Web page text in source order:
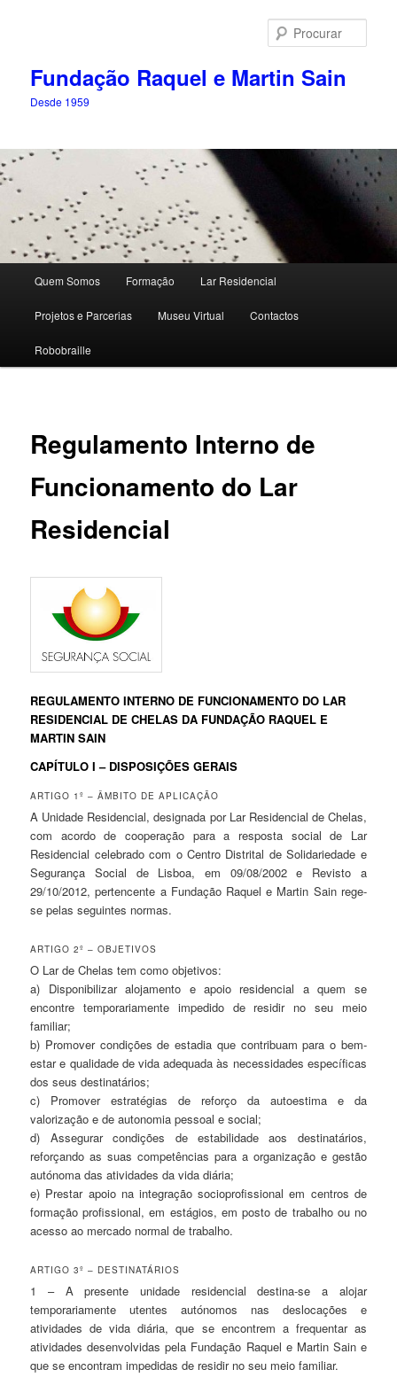
primárioFundação Raquel e Martin Sain
Desde 1959
principal
Quem Somos Formação Lar Residencial
Projetos e Parcerias Museu Virtual Contactos
Robobraille
Regulamento Interno de
Funcionamento do Lar
Residencial
REGULAMENTO INTERNO DE FUNCIONAMENTO DO LAR
RESIDENCIAL DE CHELAS DA FUNDAÇÃO RAQUEL E
MARTIN SAIN
CAPÍTULO I – DISPOSIÇÕES GERAIS
ARTIGO 1º – ÂMBITO DE APLICAÇÃO
A Unidade Residencial, designada por Lar Residencial de Chelas,
com acordo de cooperação para a resposta social de Lar
Residencial celebrado com o Centro Distrital de Solidariedade e
Segurança Social de Lisboa, em 09/08/2002 e Revisto a
29/10/2012, pertencente a Fundação Raquel e Martin Sain rege-
se pelas seguintes normas.
ARTIGO 2º – OBJETIVOS
O Lar de Chelas tem como objetivos:
a) Disponibilizar alojamento e apoio residencial a quem se
encontre temporariamente impedido de residir no seu meio
familiar;
b) Promover condições de estadia que contribuam para o bem-
estar e qualidade de vida adequada às necessidades específicas
dos seus destinatários;
c) Promover estratégias de reforço da autoestima e da
valorização e de autonomia pessoal e social;
d) Assegurar condições de estabilidade aos destinatários,
reforçando as suas competências para a organização e gestão
autónoma das atividades da vida diária;
e) Prestar apoio na integração socioprofissional em centros de
formação profissional, em estágios, em posto de trabalho ou no
acesso ao mercado normal de trabalho.
ARTIGO 3º – DESTINATÁRIOS
1 – A presente unidade residencial destina-se a alojar
temporariamente utentes autónomos nas deslocações e
atividades de vida diária, que se encontrem a frequentar as
atividades desenvolvidas pela Fundação Raquel e Martin Sain e
que se encontram impedidas de residir no seu meio familiar.